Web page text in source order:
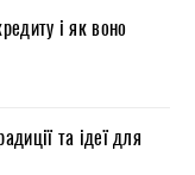
і як воно
та ідеї для